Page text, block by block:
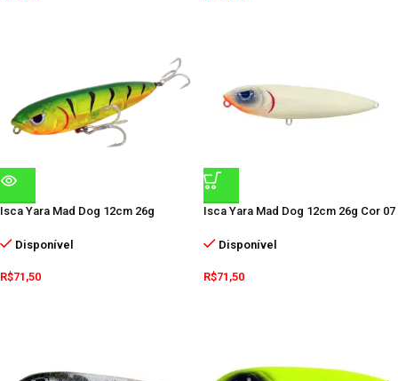
Isca Yara Mad Dog 12cm 26g
Disponível
R$71,50
Isca Yara Mad Dog 12cm 26g Cor 07
Disponível
R$71,50